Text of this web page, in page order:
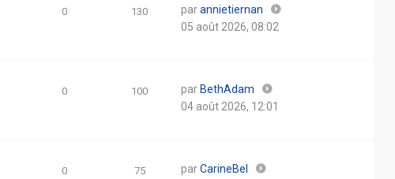
0 130 parannietiernan
05 août 2026, 08:02
0 100 par BethAdam
04 août 2026, 12:01
0 75 parCarineBel